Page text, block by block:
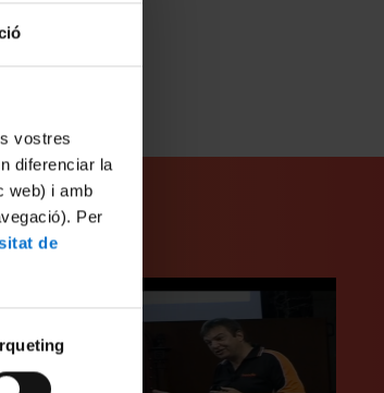
vostres
diferenciar la
web) i amb
Per
de